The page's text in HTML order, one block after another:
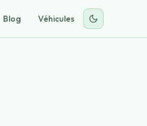
Blog Véhicules